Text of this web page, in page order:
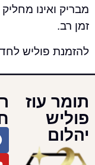
מחליק מה
לחדר המדרגות 1800-
רשתות